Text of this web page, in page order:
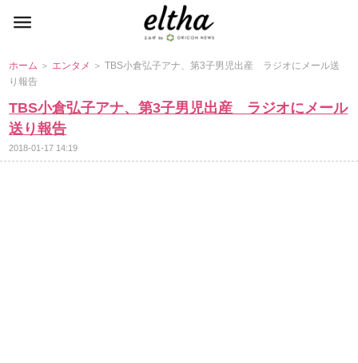
ホーム ＞ エンタメ ＞ TBS小倉弘子アナ、第3子男児出産 ラジオにメール送
り報告
TBS小倉弘子アナ、第3子男児出産 ラジオにメール
送り報告
2018-01-17 14:19